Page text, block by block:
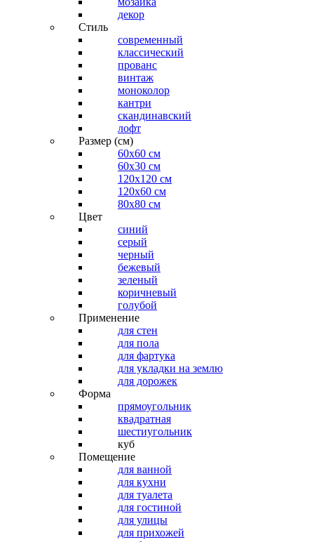
декор
Стиль
современный
классический
прованс
винтаж
моноколор
кантри
скандинавский
лофт
Размер (см)
60х60 см
60x30 см
120x120 см
120x60 см
80x80 см
Цвет
синий
серый
черный
бежевый
зеленый
коричневый
голубой
Применение
для стен
для пола
для фартука
для укладки на землю
для дорожек
Форма
прямоугольник
квадратная
шестиугольник
куб
Помещение
для ванной
для кухни
для туалета
для гостиной
для улицы
для прихожей